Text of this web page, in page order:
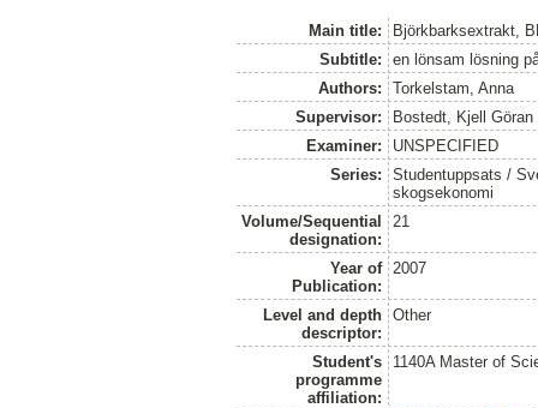
Main title:
Björkbarksextrakt,
Subtitle:
en lönsam lösning
Authors:
Torkelstam, Anna
Supervisor:
Bostedt, Kjell Göran
Examiner:
UNSPECIFIED
Series:
Studentuppsats /
skogsekonomi
Volume/Sequential
designation:
21
Year of
Publication:
2007
Level and depth
descriptor:
Other
Student's
programme
affiliation:
1140A Master of